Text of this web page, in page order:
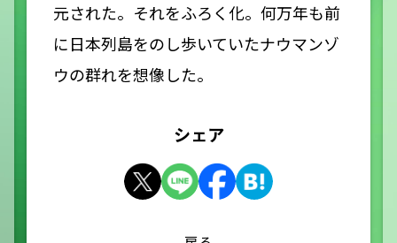
元された。それをふろく化。何万年も前
に日本列島をのし歩いていたナウマンゾ
ウの群れを想像した。
シェア